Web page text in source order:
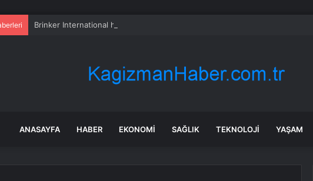
Brinker International hissesi 12 Ağustos’ta yüzde 6,6 hareket edebilir
ANASAYFA HABER EKONOMI SAĞLIK TEKNOLOJI YAŞAM